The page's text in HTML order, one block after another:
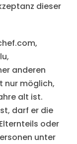
dieser
anderen
nur möglich,
alt ist.
darf er die
oder
unter